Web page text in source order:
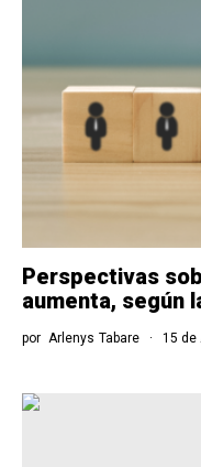
Perspectivas
aumenta, según
por Arlenys Tabare 15 de